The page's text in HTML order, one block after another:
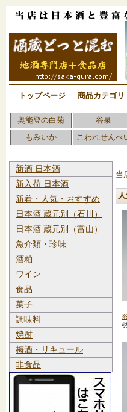
トップページ 商品カテゴリ
奥能登の白菊 谷泉
もみいか
こわれせんべ
新酒 日本酒
新入荷 日本酒
新着・人気・おすすめ
日本酒 蔵元別（石川）
日本酒 蔵元別（富山）
魚介類・珍味
酒粕
ワイン
食品
菓子
調味料
焼酎
梅酒・リキュール
非食品
当
※